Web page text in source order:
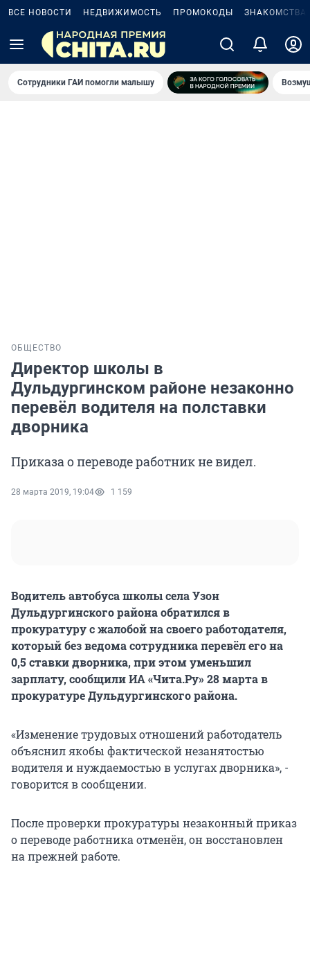
ВСЕ НОВОСТИ НЕДВИЖИМОСТЬ ПРОМОКОДЫ ЗНАКОМСТВА
Сотрудники ГАИ помогли малышу
ОБЩЕСТВО
Директор школы в
Дульдургинском районе незаконно
перевёл водителя на полставки
дворника
Приказа о переводе работник не видел.
28 марта 2019, 19:04 1 159
Водитель автобуса школы села Узон
Дульдургинского района обратился в
прокуратуру с жалобой на своего работодателя,
который без ведома сотрудника перевёл его на
0,5 ставки дворника, при этом уменьшил
зарплату, сообщили ИА «Чита.Ру» 28 марта в
прокуратуре Дульдургинского района.
«Изменение трудовых отношений работодатель
объяснил якобы фактической незанятостью
водителя и нуждаемостью в услугах дворника», -
говорится в сообщении.
После проверки прокуратуры незаконный приказ
о переводе работника отменён, он восстановлен
на прежней работе.